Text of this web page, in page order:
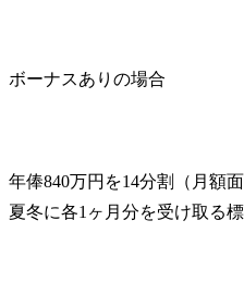
ボーナスありの場合
年俸840万円を14分割（月額
夏冬に各1ヶ月分を受け取る